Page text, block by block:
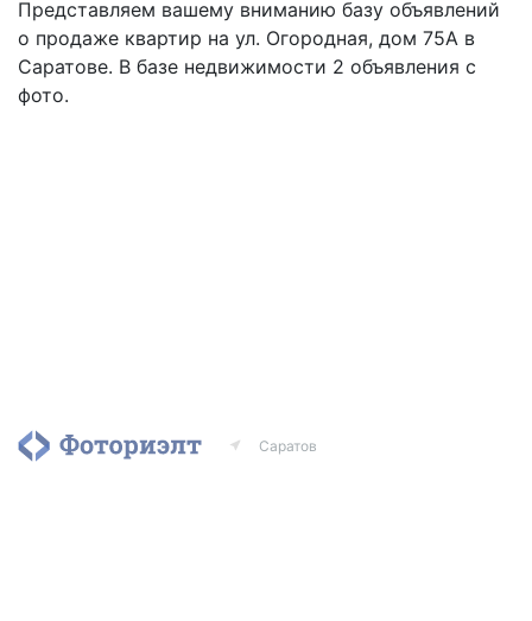
Представляем вашему вниманию базу объявлений
о продаже квартир на ул. Огородная, дом 75А в
Саратове. В базе недвижимости 2 объявления с
фото.
Саратов